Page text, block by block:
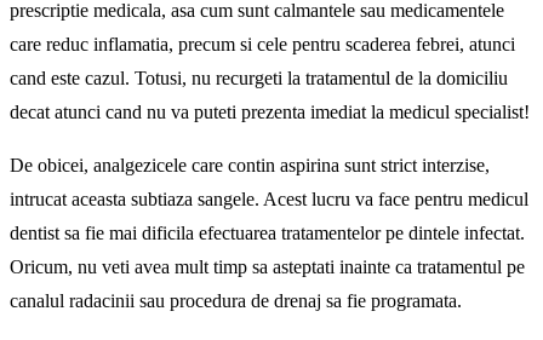
prescriptie medicala, asa cum sunt calmantele sau medicamentele
care reduc inflamatia, precum si cele pentru scaderea febrei, atunci
cand este cazul. Totusi, nu recurgeti la tratamentul de la domiciliu
decat atunci cand nu va puteti prezenta imediat la medicul specialist!
De obicei, analgezicele care contin aspirina sunt strict interzise,
intrucat aceasta subtiaza sangele. Acest lucru va face pentru medicul
dentist sa fie mai dificila efectuarea tratamentelor pe dintele infectat.
Oricum, nu veti avea mult timp sa asteptati inainte ca tratamentul pe
canalul radacinii sau procedura de drenaj sa fie programata.